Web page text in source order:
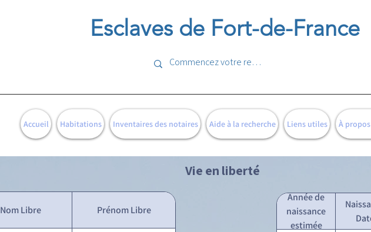
Esclaves de Fort-de-France
Accueil Habitations Inventaires des notaires Aide à la recherche Liens utiles À
Vie en liberté
Nom Libre Prénom Libre
Année de
naissance
estimée